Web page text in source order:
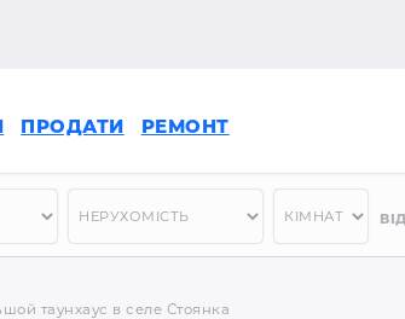
ПРОДАТИ РЕМОНТ
таунхаус в селе Стоянка